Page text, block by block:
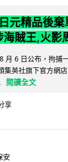
元精品後棄
海賊王,火影
月 6 日公布，拘捕
集英社旗下官方網
閱讀全文
享
安